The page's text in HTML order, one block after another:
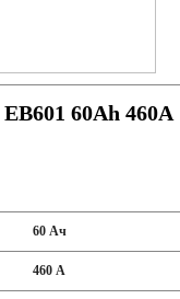
60 Ач
460 А